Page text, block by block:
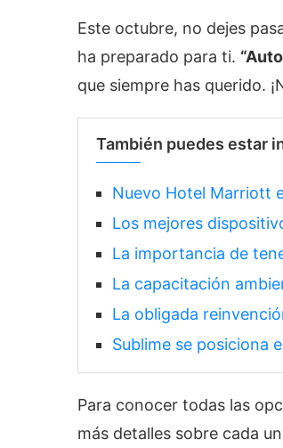
Este octubre, no dejes
ha preparado para ti.
que siempre has querido.
También puedes estar
Nuevo Hotel Marriott
Los mejores
La importancia de
La capacitación
La obligada
Sublime se posiciona
Para conocer todas las
más detalles sobre cada